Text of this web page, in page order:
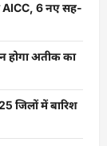
AICC, 6 नए सह-
होगा अतीक का
जिलों में बारिश